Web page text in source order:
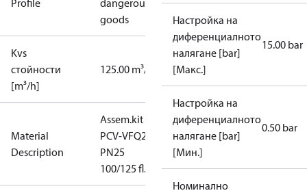
Profile
dangerous
goods
Kvs
стойности
[m³/h]
125.00 m³/h
Material
Description
Assem.kit
PCV-VFQ21
PN25
100/125 fl.
Настройка на
диференциалното
налягане [bar]
[Макс.]
15.00 bar
Настройка на
диференциалното
налягане [bar]
[Мин.]
0.50 bar
Номинално